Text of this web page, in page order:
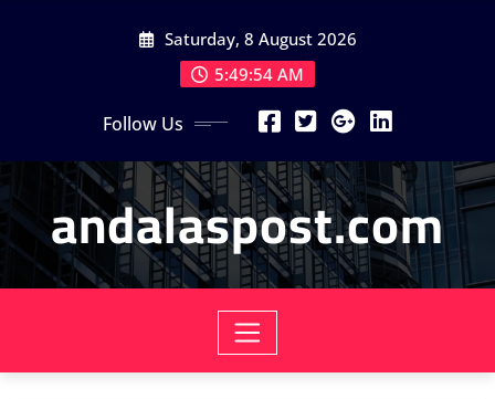
Saturday, 8 August 2026
5:49:55 AM
Follow Us
andalaspost.com